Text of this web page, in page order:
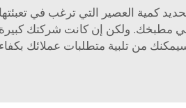
كمية العصير التي ترغب في
ولكن إن كانت شركتك كبيرة
من تلبية متطلبات عملائك